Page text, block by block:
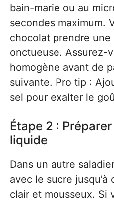
bain-marie ou au
secondes maximum.
chocolat prendre
onctueuse. Assurez-
homogène avant de
suivante. Pro tip :
sel pour exalter le
Étape 2 :
liquide
Dans un autre
avec le sucre
clair et mousseux. Si